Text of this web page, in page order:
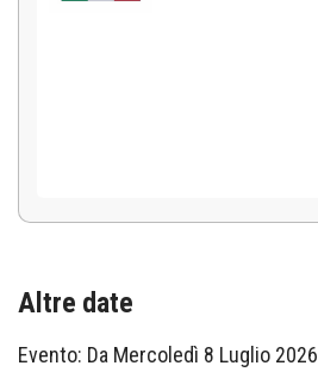
Altre date
Evento: Da Mercoledì 8 Luglio 2026